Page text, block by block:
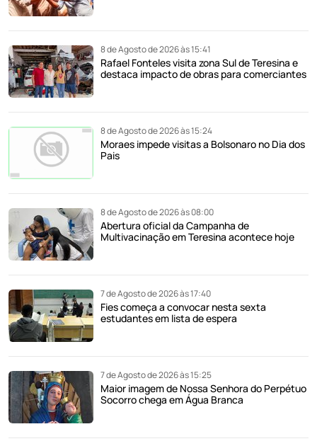
8 de Agosto de 2026 às 15:41
Rafael Fonteles visita zona Sul de Teresina e
destaca impacto de obras para comerciantes
8 de Agosto de 2026 às 15:24
Moraes impede visitas a Bolsonaro no Dia dos
Pais
8 de Agosto de 2026 às 08:00
Abertura oficial da Campanha de
Multivacinação em Teresina acontece hoje
7 de Agosto de 2026 às 17:40
Fies começa a convocar nesta sexta
estudantes em lista de espera
7 de Agosto de 2026 às 15:25
Maior imagem de Nossa Senhora do Perpétuo
Socorro chega em Água Branca